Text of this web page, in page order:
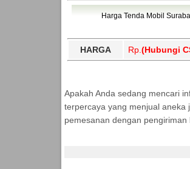
Harga Tenda Mobil
HARGA Rp. (Hubungi
Apakah Anda sedang mencari
terpercaya yang menjual aneka
pemesanan dengan pengiriman